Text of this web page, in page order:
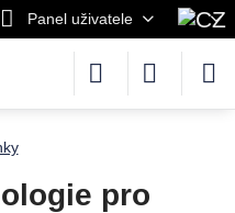
Panel uživatele
pro